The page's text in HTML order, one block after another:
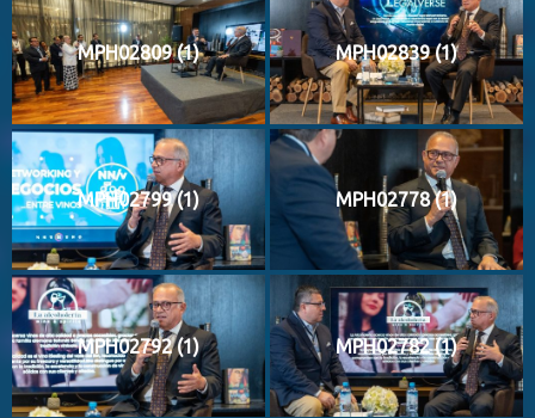
MPH02809 (1) MPH02839 (1)
MPH02799 (1) MPH02778 (1)
MPH02792 (1) MPH02782 (1)